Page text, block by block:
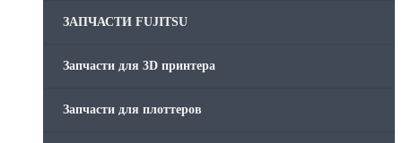
ЗАПЧАСТИ FUJITSU
Запчасти для 3D принтера
Запчасти для плоттеров